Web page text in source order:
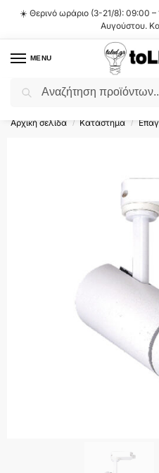
☀️ Θερινό ωράριο (3-21/8): 09:00
Αυγούστου.
MENU
Flash Sale ⚡ 10% Έκπτωση
Αρχική σελίδα / Κατάστημα /